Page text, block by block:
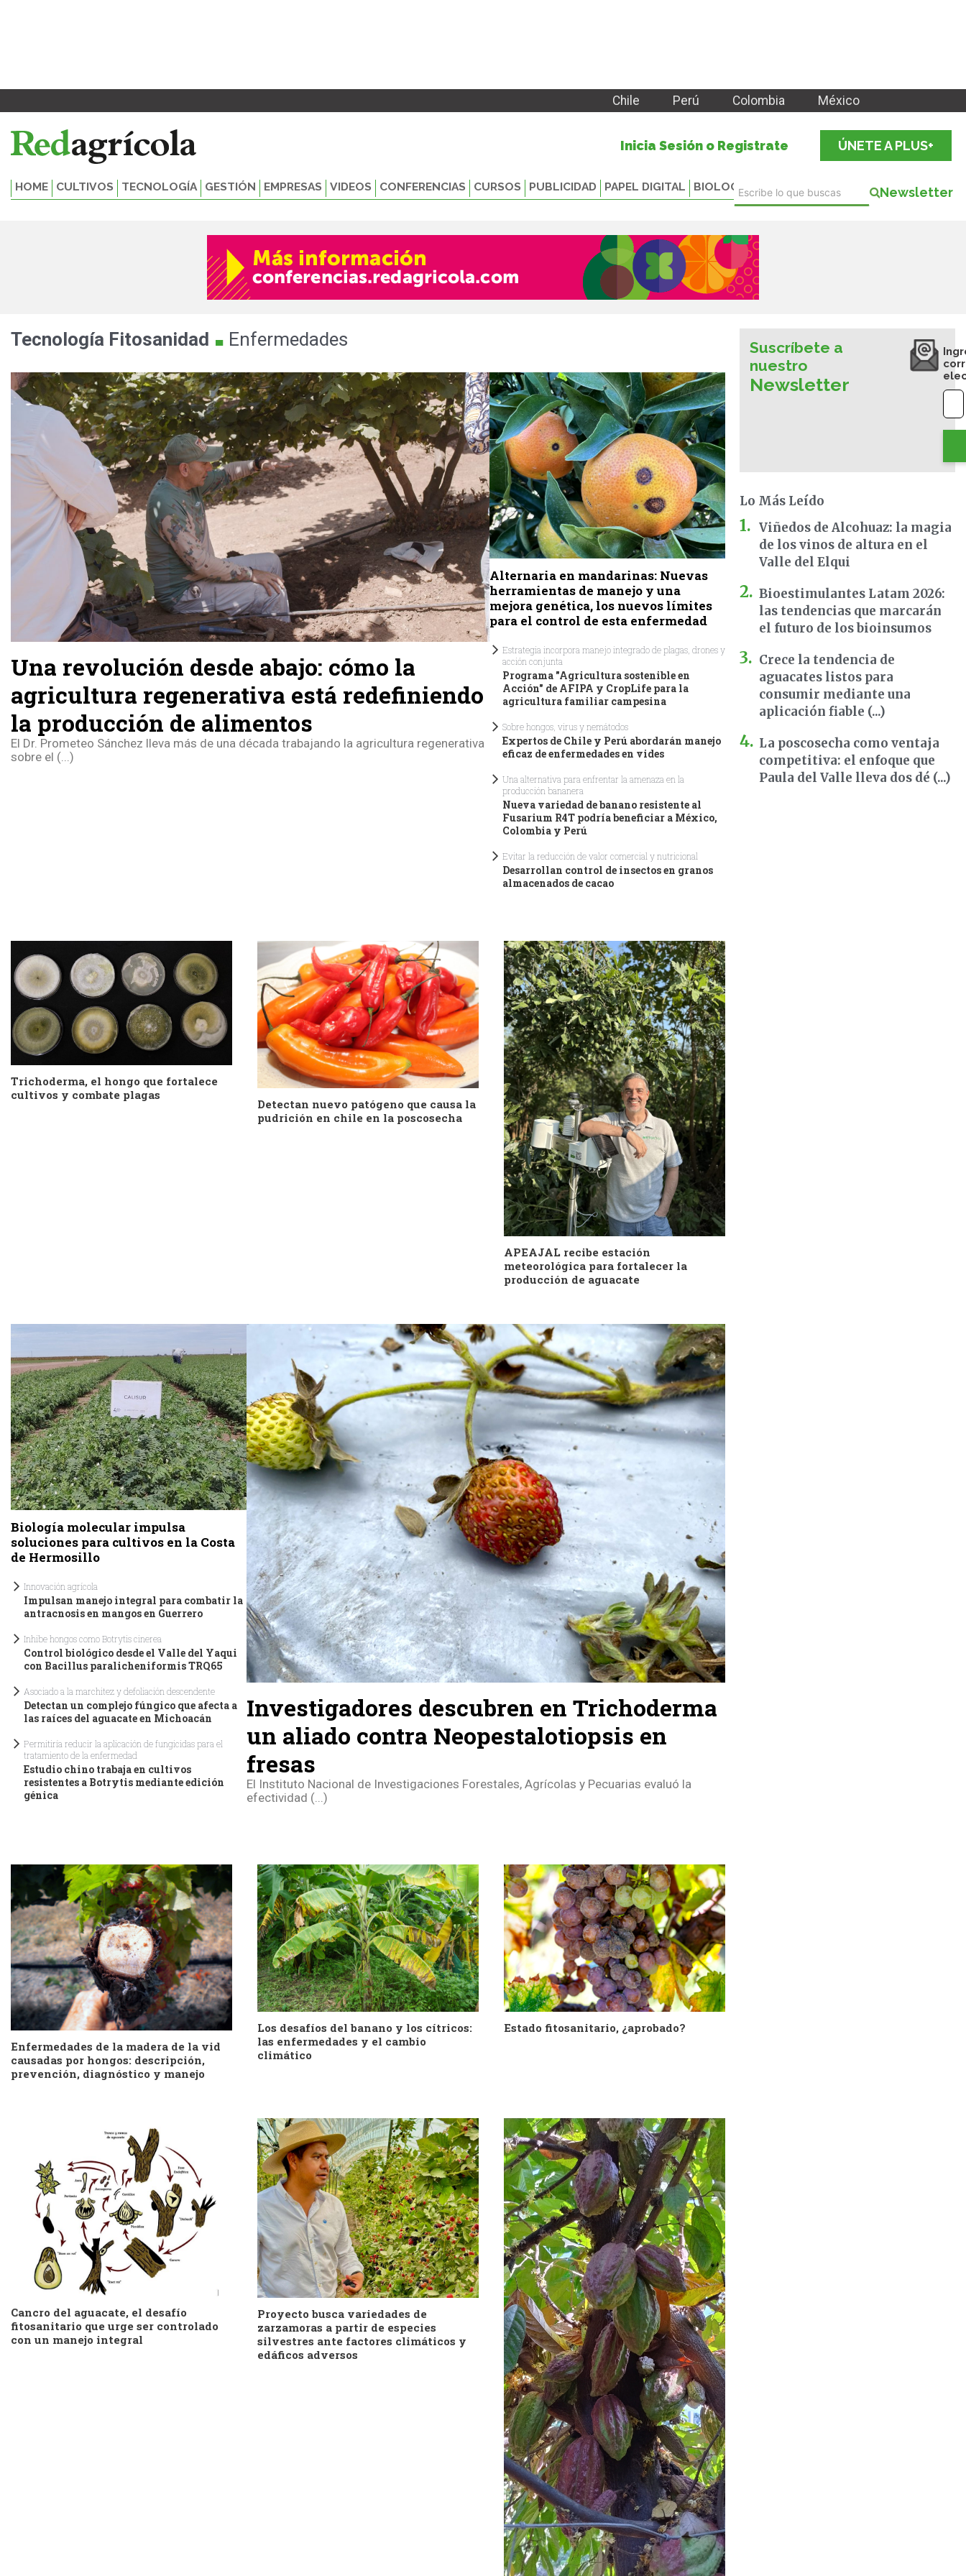
Chile Perú Colombia México
Inicia Sesión o Registrate ÚNETE A PLUS+
HOME CULTIVOS TECNOLOGÍA GESTIÓN EMPRESAS VIDEOS CONFERENCIAS CURSOS PUBLICIDAD PAPEL DIGITAL BIOLOGICALS Newsletter
Tecnología Fitosanidad . Enfermedades
Una revolución desde abajo: cómo la
agricultura regenerativa está redefiniendo
la producción de alimentos
El Dr. Prometeo Sánchez lleva más de una década trabajando la agricultura regenerativa
sobre el (...)
Alternaria en mandarinas: Nuevas
herramientas de manejo y una
mejora genética, los nuevos límites
para el control de esta enfermedad
Estrategia incorpora manejo integrado de plagas, drones y
acción conjunta
Programa "Agricultura sostenible en
Acción" de AFIPA y CropLife para la
agricultura familiar campesina
Sobre hongos, virus y nemátodos
Expertos de Chile y Perú abordarán manejo
eficaz de enfermedades en vides
Una alternativa para enfrentar la amenaza en la
producción bananera
Nueva variedad de banano resistente al
Fusarium R4T podría beneficiar a México,
Colombia y Perú
Evitar la reducción de valor comercial y nutricional
Desarrollan control de insectos en granos
almacenados de cacao
Trichoderma, el hongo que fortalece
cultivos y combate plagas
Detectan nuevo patógeno que causa la
pudrición en chile en la poscosecha
APEAJAL recibe estación
meteorológica para fortalecer la
producción de aguacate
Biología molecular impulsa
soluciones para cultivos en la Costa
de Hermosillo
Innovación agrícola
Impulsan manejo integral para combatir la
antracnosis en mangos en Guerrero
Inhibe hongos como Botrytis cinerea
Control biológico desde el Valle del Yaqui
con Bacillus paralicheniformis TRQ65
Asociado a la marchitez y defoliación descendente
Detectan un complejo fúngico que afecta a
las raíces del aguacate en Michoacán
Permitiría reducir la aplicación de fungicidas para el
tratamiento de la enfermedad
Estudio chino trabaja en cultivos
resistentes a Botrytis mediante edición
génica
Investigadores descubren en Trichoderma
un aliado contra Neopestalotiopsis en
fresas
El Instituto Nacional de Investigaciones Forestales, Agrícolas y Pecuarias evaluó la
efectividad (...)
Enfermedades de la madera de la vid
causadas por hongos: descripción,
prevención, diagnóstico y manejo
Los desafíos del banano y los cítricos:
las enfermedades y el cambio
climático
Estado fitosanitario, ¿aprobado?
Cancro del aguacate, el desafío
fitosanitario que urge ser controlado
con un manejo integral
Proyecto busca variedades de
zarzamoras a partir de especies
silvestres ante factores climáticos y
edáficos adversos
Suscríbete a
nuestro
Newsletter
Lo Más Leído
Viñedos de Alcohuaz: la magia
de los vinos de altura en el
Valle del Elqui
Bioestimulantes Latam 2026:
las tendencias que marcarán
el futuro de los bioinsumos
Crece la tendencia de
aguacates listos para
consumir mediante una
aplicación fiable (...)
La poscosecha como ventaja
competitiva: el enfoque que
Paula del Valle lleva dos dé (...)